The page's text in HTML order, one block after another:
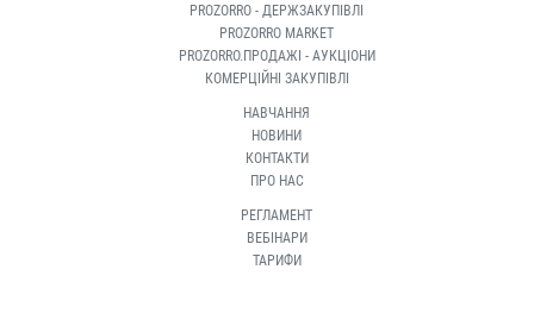
PROZORRO - ДЕРЖЗАКУПІВЛІ
PROZORRO MARKET
PROZORRO.ПРОДАЖІ - АУКЦІОНИ
КОМЕРЦІЙНІ ЗАКУПІВЛІ
НАВЧАННЯ
НОВИНИ
КОНТАКТИ
ПРО НАС
РЕГЛАМЕНТ
ВЕБІНАРИ
ТАРИФИ